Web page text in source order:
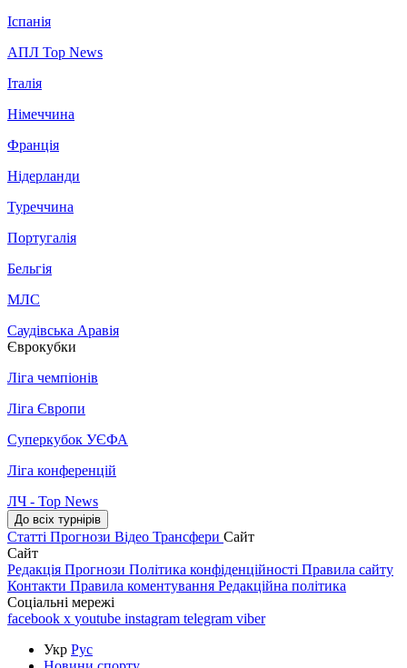
Іспанія
АПЛ Top News
Італія
Німеччина
Франція
Нідерланди
Туреччина
Португалія
Бельгія
МЛС
Саудівська Аравія
Єврокубки
Ліга чемпіонів
Ліга Європи
Суперкубок УЄФА
Ліга конференцій
ЛЧ - Top News
До всіх турнірів
Статті Прогнози Відео Трансфери Сайт
Сайт
Редакція Прогнози Політика конфіденційності Правила сайту
Контакти Правила коментування Редакційна політика
Соціальні мережі
facebook x youtube instagram telegram viber
Укр Рус